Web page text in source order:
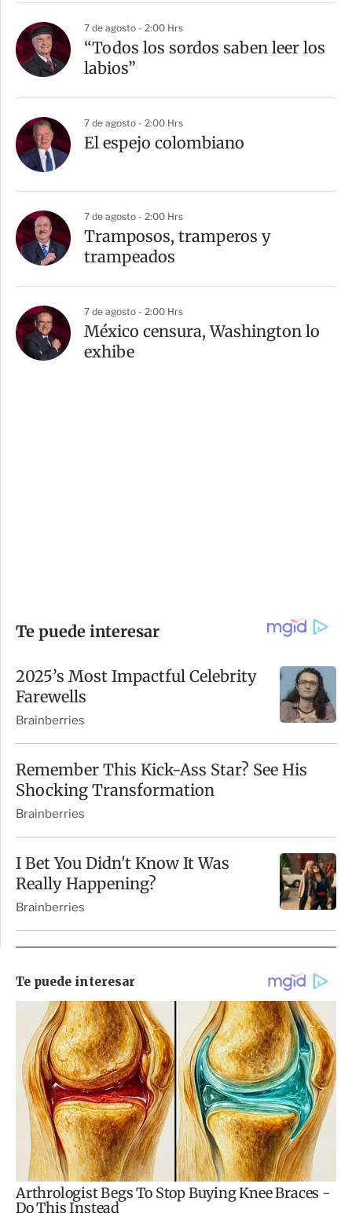
7 de agosto - 2:00 Hrs
“Todos los sordos saben leer los
labios”
7 de agosto - 2:00 Hrs
El espejo colombiano
7 de agosto - 2:00 Hrs
Tramposos, tramperos y
trampeados
7 de agosto - 2:00 Hrs
México censura, Washington lo
exhibe